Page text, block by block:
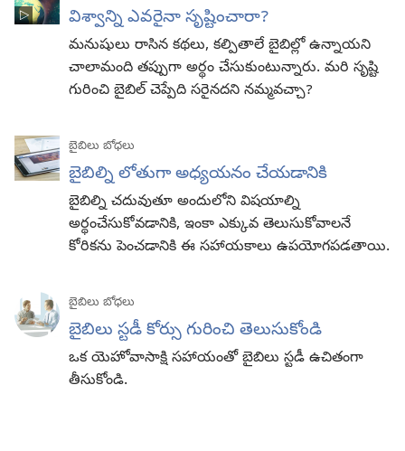
విశ్వాన్ని ఎవరైనా సృష్టించారా?
మనుషులు రాసిన కథలు, కల్పితాలే బైబిల్లో ఉన్నాయని
చాలామంది తప్పుగా అర్థం చేసుకుంటున్నారు. మరి సృష్టి
గురించి బైబిల్‌ చెప్పేది సరైనదని నమ్మవచ్చా?
బైబిలు బోధలు
బైబిల్ని లోతుగా అధ్యయనం చేయడానికి
బైబిల్ని చదువుతూ అందులోని విషయాల్ని
అర్థంచేసుకోవడానికి, ఇంకా ఎక్కువ తెలుసుకోవాలనే
కోరికను పెంచడానికి ఈ సహాయకాలు ఉపయోగపడతాయి.
బైబిలు బోధలు
బైబిలు స్టడీ కోర్సు గురించి తెలుసుకోండి
ఒక యెహోవాసాక్షి సహాయంతో బైబిలు స్టడీ ఉచితంగా
తీసుకోండి.